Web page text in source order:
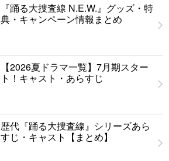
『踊る大捜査線 N.E.W.』グッズ・特
典・キャンペーン情報まとめ
【2026夏ドラマ一覧】7月期スター
ト！キャスト・あらすじ
歴代『踊る大捜査線』シリーズあら
すじ・キャスト【まとめ】